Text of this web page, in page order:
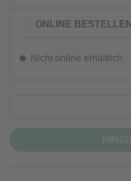
ONLINE BESTELLEN
Nicht online erhältlich